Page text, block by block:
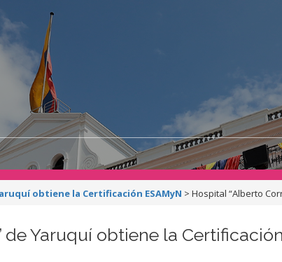
obtiene la Certificación ESAMyN >Hospital “Alberto
de Yaruquí obtiene la